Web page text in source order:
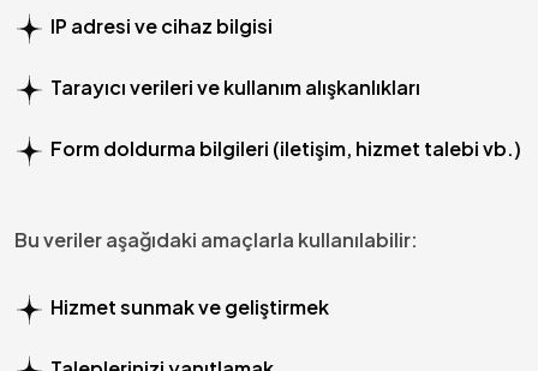
IP adresi ve cihaz bilgisi
Tarayıcı verileri ve kullanım alışkanlıkları
Form doldurma bilgileri (iletişim, hizmet talebi vb.)
Bu veriler aşağıdaki amaçlarla kullanılabilir:
Hizmet sunmak ve geliştirmek